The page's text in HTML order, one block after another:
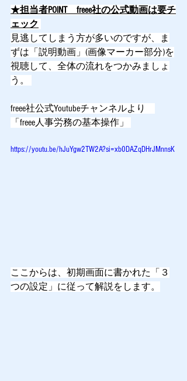
★担当者POINT　freee社の公式動画は要チ
ェック
見逃してしまう方が多いのですが、ま
ずは「説明動画」(画像マーカー部分)を
視聴して、全体の流れをつかみましょ
う。
freee社公式Youtubeチャンネルより
「freee人事労務の基本操作」
https://youtu.be/hJuYgw2TW2A?si=xb0DAZqDHrJMnnsK
ここからは、初期画面に書かれた「３
つの設定」に従って解説をします。